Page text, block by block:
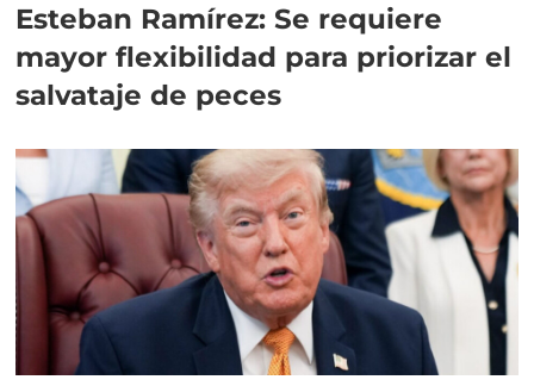
Esteban Ramírez: Se requiere
mayor flexibilidad para priorizar el
salvataje de peces